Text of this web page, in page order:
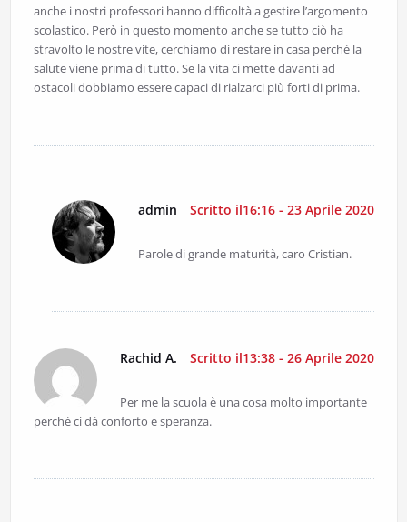
anche i nostri professori hanno difficoltà a gestire l’argomento
scolastico. Però in questo momento anche se tutto ciò ha
stravolto le nostre vite, cerchiamo di restare in casa perchè la
salute viene prima di tutto. Se la vita ci mette davanti ad
ostacoli dobbiamo essere capaci di rialzarci più forti di prima.
admin Scritto il16:16 - 23 Aprile 2020
Parole di grande maturità, caro Cristian.
Rachid A. Scritto il13:38 - 26 Aprile 2020
Per me la scuola è una cosa molto importante
perché ci dà conforto e speranza.